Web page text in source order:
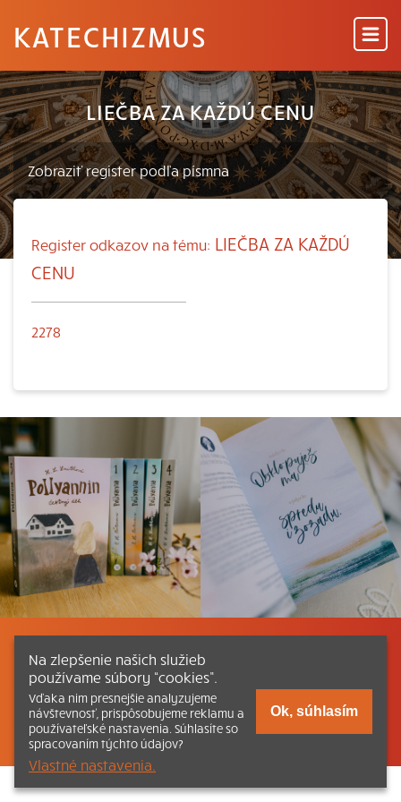
KATECHIZMUS
LIEČBA ZA KAŽDÚ CENU
Register odkazov na tému: LIEČBA ZA KAŽDÚ
CENU
2278
Listovať Obsah Dokumenty a články
Kontakt Tlačená verzia Katechizmu
© 2026 katechizmus.sk |Všetky práva vyhradené
funguje aj vďaka kresťanskému kníhkupectvu
Na zlepšenie našich služieb
používame súbory “cookies”.
Vďaka nim presnejšie analyzujeme
návštevnosť, prispôsobujeme reklamu a
používateľské nastavenia. Súhlasíte so
spracovaním týchto údajov?
Vlastné nastavenia.
Ok, súhlasím